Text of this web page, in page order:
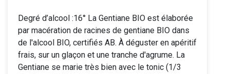
Degré d’alcool :16° La Gentiane BIO est élaborée
par macération de racines de gentiane BIO dans
de l'alcool BIO, certifiés AB. À déguster en apéritif
frais, sur un glaçon et une tranche d'agrume. La
Gentiane se marie très bien avec le tonic (1/3